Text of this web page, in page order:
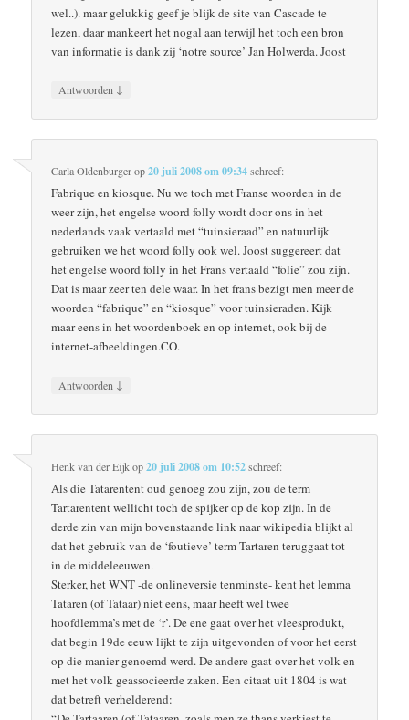
wel..). maar gelukkig geef je blijk de site van Cascade te
lezen, daar mankeert het nogal aan terwijl het toch een bron
van informatie is dank zij ‘notre source’ Jan Holwerda. Joost
Antwoorden ↓
Carla Oldenburgerop20 juli 2008 om 09:34schreef:
Fabrique en kiosque. Nu we toch met Franse woorden in de
weer zijn, het engelse woord folly wordt door ons in het
nederlands vaak vertaald met “tuinsieraad” en natuurlijk
gebruiken we het woord folly ook wel. Joost suggereert dat
het engelse woord folly in het Frans vertaald “folie” zou zijn.
Dat is maar zeer ten dele waar. In het frans bezigt men meer de
woorden “fabrique” en “kiosque” voor tuinsieraden. Kijk
maar eens in het woordenboek en op internet, ook bij de
internet-afbeeldingen.CO.
Antwoorden ↓
Henk van der Eijkop20 juli 2008 om 10:52schreef:
Als die Tatarentent oud genoeg zou zijn, zou de term
Tartarentent wellicht toch de spijker op de kop zijn. In de
derde zin van mijn bovenstaande link naar wikipedia blijkt al
dat het gebruik van de ‘foutieve’ term Tartaren teruggaat tot
in de middeleeuwen.
Sterker, het WNT -de onlineversie tenminste- kent het lemma
Tataren (of Tataar) niet eens, maar heeft wel twee
hoofdlemma’s met de ‘r’. De ene gaat over het vleesprodukt,
dat begin 19de eeuw lijkt te zijn uitgevonden of voor het eerst
op die manier genoemd werd. De andere gaat over het volk en
met het volk geassocieerde zaken. Een citaat uit 1804 is wat
dat betreft verhelderend: